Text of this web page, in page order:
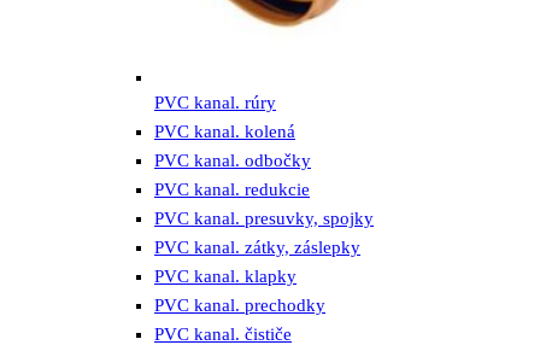
PVC kanal. rúry
PVC kanal. kolená
PVC kanal. odbočky
PVC kanal. redukcie
PVC kanal. presuvky, spojky
PVC kanal. zátky, záslepky
PVC kanal. klapky
PVC kanal. prechodky
PVC kanal. čističe